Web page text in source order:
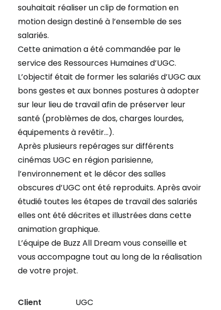
souhaitait réaliser un clip de formation en
motion design destiné à l’ensemble de ses
salariés.
Cette animation a été commandée par le
service des Ressources Humaines d’UGC.
L’objectif était de former les salariés d’UGC aux
bons gestes et aux bonnes postures à adopter
sur leur lieu de travail afin de préserver leur
santé (problèmes de dos, charges lourdes,
équipements à revêtir…).
Après plusieurs repérages sur différents
cinémas UGC en région parisienne,
l’environnement et le décor des salles
obscures d’UGC ont été reproduits. Après avoir
étudié toutes les étapes de travail des salariés
elles ont été décrites et illustrées dans cette
animation graphique.
L’équipe de Buzz All Dream vous conseille et
vous accompagne tout au long de la réalisation
de votre projet.
Client
UGC